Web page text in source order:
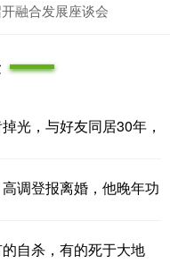
融合发展座谈会
光，与好友同居30年，
调登报离婚，他晚年功
自杀，有的死于大地